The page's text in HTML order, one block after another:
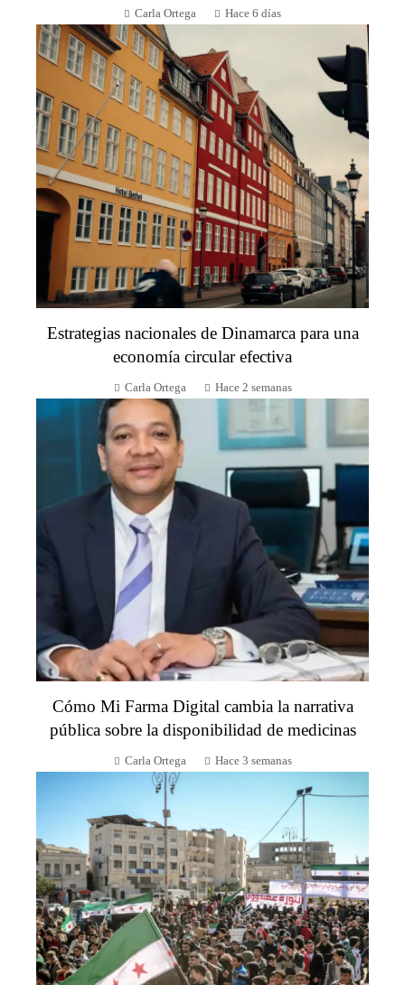
Carla Ortega Hace 6 días
Estrategias nacionales de Dinamarca para una
economía circular efectiva
Carla Ortega Hace 2 semanas
Cómo Mi Farma Digital cambia la narrativa
pública sobre la disponibilidad de medicinas
Carla Ortega Hace 3 semanas